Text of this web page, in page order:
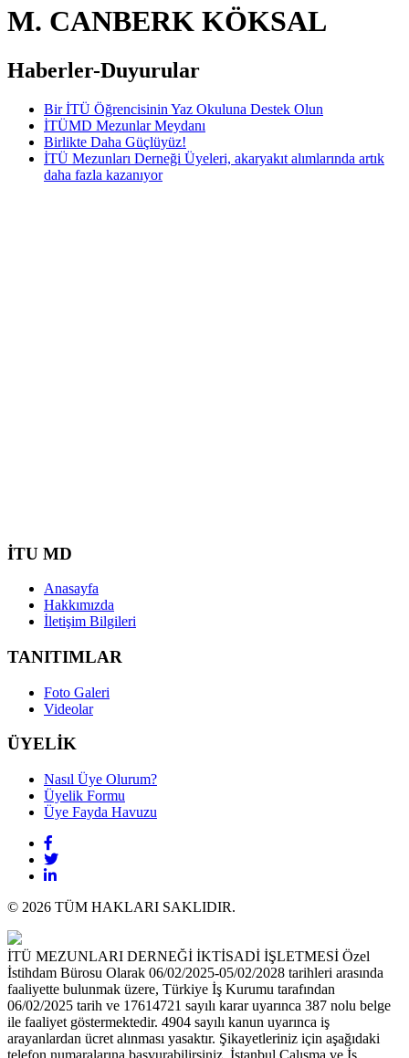
M. CANBERK KÖKSAL
Haberler-Duyurular
Bir İTÜ Öğrencisinin Yaz Okuluna Destek Olun
İTÜMD Mezunlar Meydanı
Birlikte Daha Güçlüyüz!
İTÜ Mezunları Derneği Üyeleri, akaryakıt alımlarında artık
daha fazla kazanıyor
İTU MD
Anasayfa
Hakkımızda
İletişim Bilgileri
TANITIMLAR
Foto Galeri
Videolar
ÜYELİK
Nasıl Üye Olurum?
Üyelik Formu
Üye Fayda Havuzu
© 2026 TÜM HAKLARI SAKLIDIR.
İTÜ MEZUNLARI DERNEĞİ İKTİSADİ İŞLETMESİ Özel
İstihdam Bürosu Olarak 06/02/2025-05/02/2028 tarihleri arasında
faaliyette bulunmak üzere, Türkiye İş Kurumu tarafından
06/02/2025 tarih ve 17614721 sayılı karar uyarınca 387 nolu belge
ile faaliyet göstermektedir. 4904 sayılı kanun uyarınca iş
arayanlardan ücret alınması yasaktır. Şikayetleriniz için aşağıdaki
telefon numaralarına başvurabilirsiniz. İstanbul Çalışma ve İş